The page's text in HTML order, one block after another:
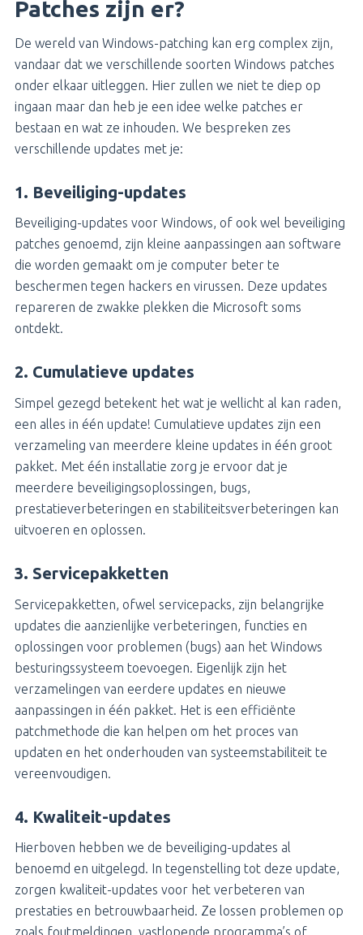
Patches zijn er?
De wereld van Windows-patching kan erg complex zijn,
vandaar dat we verschillende soorten Windows patches
onder elkaar uitleggen. Hier zullen we niet te diep op
ingaan maar dan heb je een idee welke patches er
bestaan en wat ze inhouden. We bespreken zes
verschillende updates met je:
1. Beveiliging-updates
Beveiliging-updates voor Windows, of ook wel beveiliging
patches genoemd, zijn kleine aanpassingen aan software
die worden gemaakt om je computer beter te
beschermen tegen hackers en virussen. Deze updates
repareren de zwakke plekken die Microsoft soms
ontdekt.
2. Cumulatieve updates
Simpel gezegd betekent het wat je wellicht al kan raden,
een alles in één update! Cumulatieve updates zijn een
verzameling van meerdere kleine updates in één groot
pakket. Met één installatie zorg je ervoor dat je
meerdere beveiligingsoplossingen, bugs,
prestatieverbeteringen en stabiliteitsverbeteringen kan
uitvoeren en oplossen.
3. Servicepakketten
Servicepakketten, ofwel servicepacks, zijn belangrijke
updates die aanzienlijke verbeteringen, functies en
oplossingen voor problemen (bugs) aan het Windows
besturingssysteem toevoegen. Eigenlijk zijn het
verzamelingen van eerdere updates en nieuwe
aanpassingen in één pakket. Het is een efficiënte
patchmethode die kan helpen om het proces van
updaten en het onderhouden van systeemstabiliteit te
vereenvoudigen.
4. Kwaliteit-updates
Hierboven hebben we de beveiliging-updates al
benoemd en uitgelegd. In tegenstelling tot deze update,
zorgen kwaliteit-updates voor het verbeteren van
prestaties en betrouwbaarheid. Ze lossen problemen op
zoals foutmeldingen, vastlopende programma’s of